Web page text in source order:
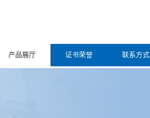
产品展厅 证书荣誉 联系方式